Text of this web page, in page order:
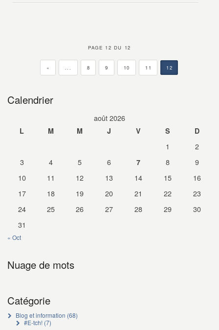
PAGE 12 DU 12
« ... 8 9 10 11 12
Calendrier
août 2026
L M M J V S D
1
2
3
4 5 6 7 8
9
10
11 12 13 14 15
16
17
18 19 20 21 22
23
24
25 26 27 28 29
30
31
« Oct
Nuage de mots
Catégorie
Blog et information (68)
#E-tch!(7)